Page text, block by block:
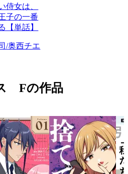
侍女は、
子の一番
【単話】
/奥西チエ
Fの作品